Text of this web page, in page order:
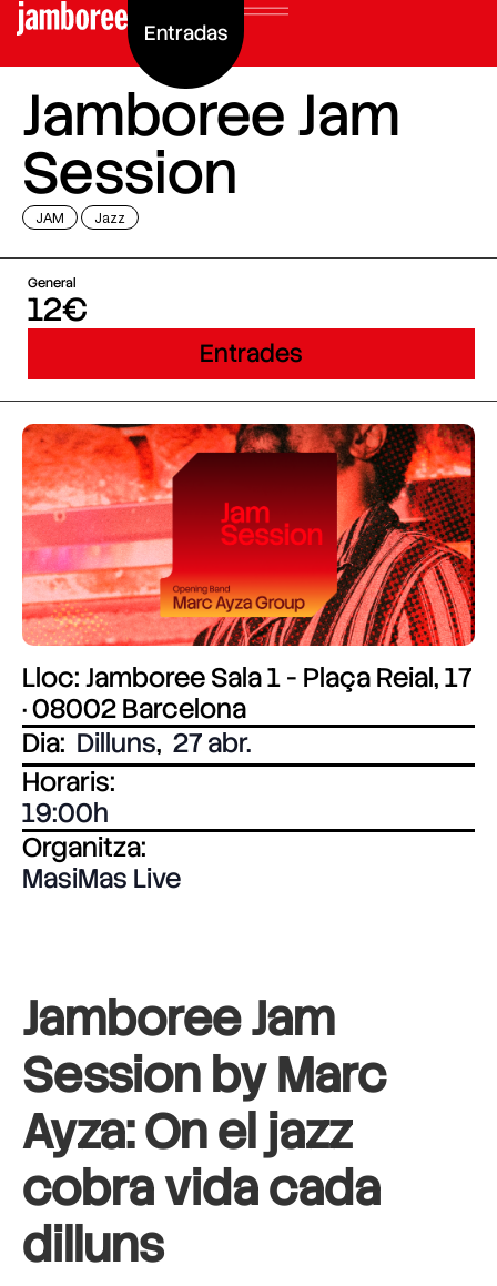
Entradas
Jamboree Jam
Session
JAM Jazz
General
12€
Entrades
Lloc: Jamboree Sala 1 - Plaça Reial, 17
· 08002 Barcelona
Dia: Dilluns, 27 abr.
Horaris:
19:00
Organitza:
MasiMas Live
Jamboree Jam
Session by Marc
Ayza: On el jazz
cobra vida cada
dilluns